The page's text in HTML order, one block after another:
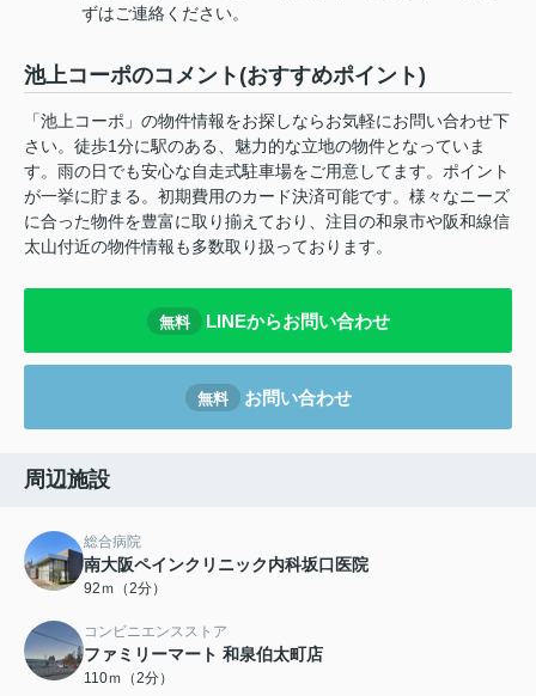
ずはご連絡ください。
池上コーポのコメント(おすすめポイント)
「池上コーポ」の物件情報をお探しならお気軽にお問い合わせ下
さい。徒歩1分に駅のある、魅力的な立地の物件となっていま
す。雨の日でも安心な自走式駐車場をご用意してます。ポイント
が一挙に貯まる。初期費用のカード決済可能です。様々なニーズ
に合った物件を豊富に取り揃えており、注目の和泉市や阪和線信
太山付近の物件情報も多数取り扱っております。
無料 LINEからお問い合わせ
無料 お問い合わせ
周辺施設
総合病院
南大阪ペインクリニック内科坂口医院
92ｍ（2分）
コンビニエンスストア
ファミリーマート 和泉伯太町店
110ｍ（2分）